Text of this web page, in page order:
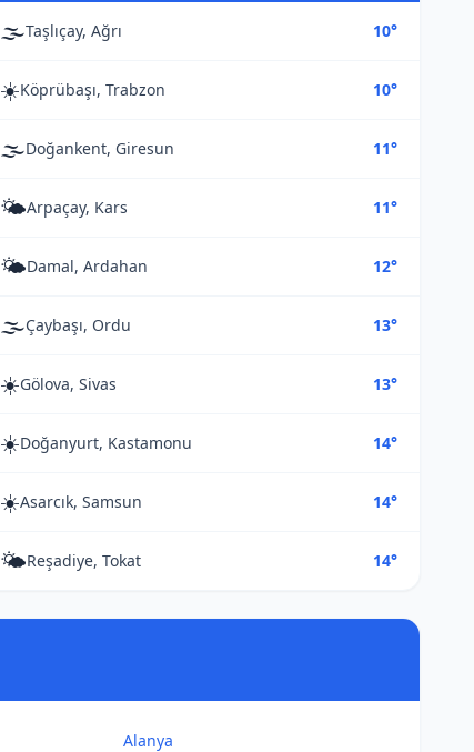
🌫️Taşlıçay, Ağrı 10°
☀️Köprübaşı, Trabzon 10°
🌫️Doğankent, Giresun 11°
🌤️Arpaçay, Kars 11°
🌤️Damal, Ardahan 12°
🌫️Çaybaşı, Ordu 13°
☀️Gölova, Sivas 13°
☀️Doğanyurt, Kastamonu 14°
☀️Asarcık, Samsun 14°
🌤️Reşadiye, Tokat 14°
Alanya